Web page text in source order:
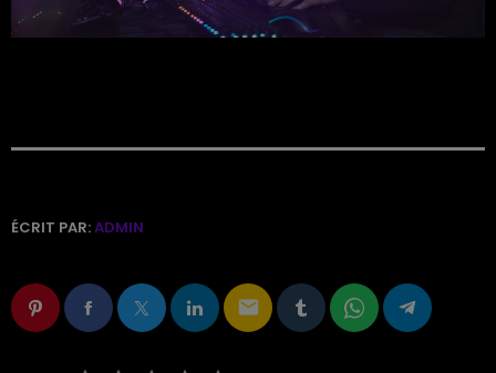
ÉCRIT PAR:ADMIN
email